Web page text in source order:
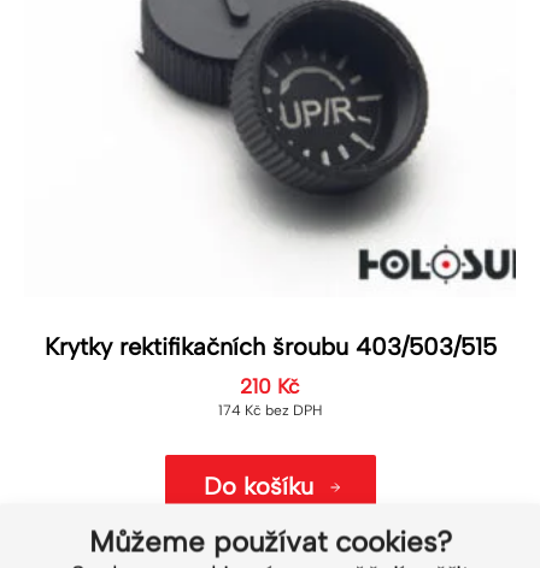
Můžeme používat cookies?
Krytky rektifikačních šroubu 403/503/515
210 Kč
174 Kč bez DPH
Do košíku